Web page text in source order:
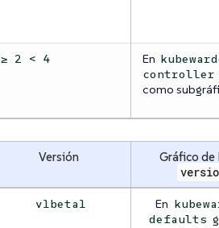
≥ 2 < 4 En
controller
como
Versión
Gráfico de
v1beta1 En
defaults